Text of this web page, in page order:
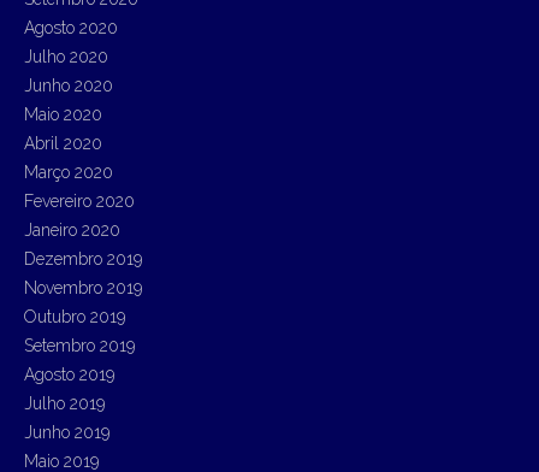
Agosto 2020
Julho 2020
Junho 2020
Maio 2020
Abril 2020
Março 2020
Fevereiro 2020
Janeiro 2020
Dezembro 2019
Novembro 2019
Outubro 2019
Setembro 2019
Agosto 2019
Julho 2019
Junho 2019
Maio 2019